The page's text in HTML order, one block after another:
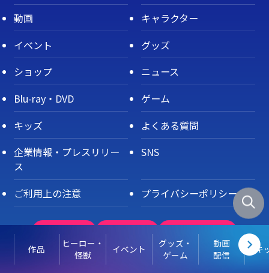
作品
ヒーロー・
怪獣
イベント
グッズ・
ゲーム
動画
配信
キ
動画
キャラクター
イベント
グッズ
ショップ
ニュース
Blu-ray・DVD
ゲーム
キッズ
よくある質問
企業情報・プレスリリー
ス
SNS
ご利用上の注意 プライバシーポリシー